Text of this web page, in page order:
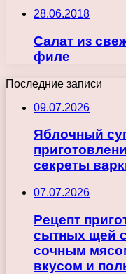
28.06.2018
Салат из
филе
Последние записи
09.07.2026
Яблочный
секреты
07.07.2026
Рецепт
сытных щей
сочным
вкусом и